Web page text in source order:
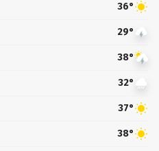
36°
29°
38°
32°
37°
38°